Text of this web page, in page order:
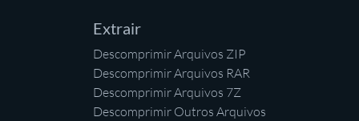
Extrair
Descomprimir Arquivos ZIP
Descomprimir Arquivos RAR
Descomprimir Arquivos 7Z
Descomprimir Outros Arquivos